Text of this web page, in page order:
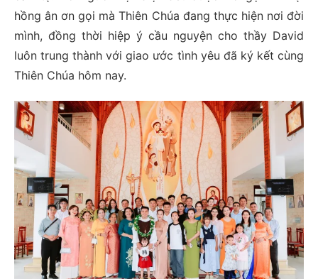
hồng ân ơn gọi mà Thiên Chúa đang thực hiện nơi đời
mình, đồng thời hiệp ý cầu nguyện cho thầy David
luôn trung thành với giao ước tình yêu đã ký kết cùng
Thiên Chúa hôm nay.